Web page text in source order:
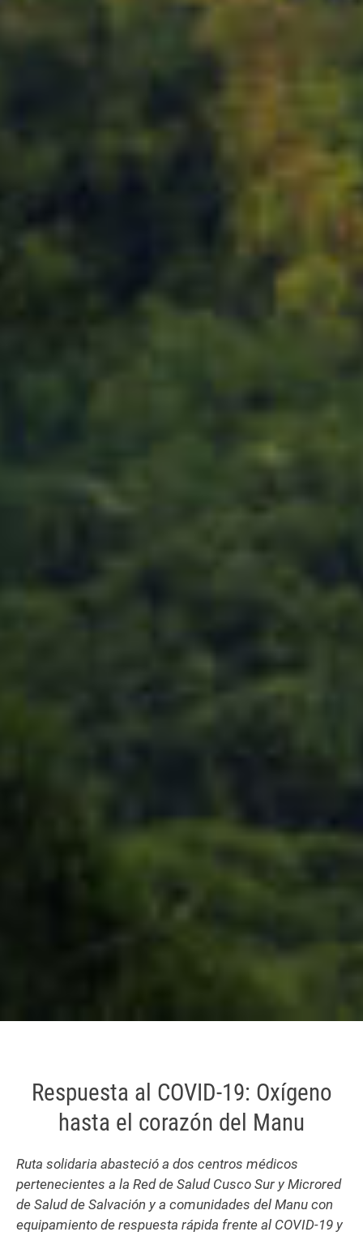
Respuesta al COVID-19: Oxígeno
hasta el corazón del Manu
Ruta solidaria abasteció a dos centros médicos
pertenecientes a la Red de Salud Cusco Sur y Microred
de Salud de Salvación y a comunidades del Manu con
equipamiento de respuesta rápida frente al COVID-19 y